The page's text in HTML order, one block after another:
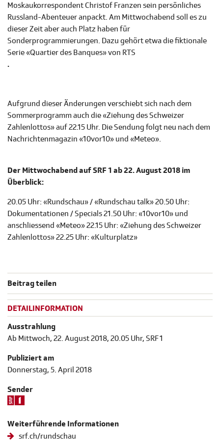
Moskaukorrespondent Christof Franzen sein persönliches
Russland-Abenteuer anpackt. Am Mittwochabend soll es zu
dieser Zeit aber auch Platz haben für
Sonderprogrammierungen. Dazu gehört etwa die fiktionale
Serie «Quartier des Banques» von RTS
.
Aufgrund dieser Änderungen verschiebt sich nach dem
Sommerprogramm auch die «Ziehung des Schweizer
Zahlenlottos» auf 22.15 Uhr. Die Sendung folgt neu nach dem
Nachrichtenmagazin «10vor10» und «Meteo».
Der Mittwochabend auf SRF 1 ab 22. August 2018 im
Überblick:
20.05 Uhr: «Rundschau» / «Rundschau talk» 20.50 Uhr:
Dokumentationen / Specials 21.50 Uhr: «10vor10» und
anschliessend «Meteo» 22.15 Uhr: «Ziehung des Schweizer
Zahlenlottos» 22.25 Uhr: «Kulturplatz»
Beitrag teilen
DETAILINFORMATION
Ausstrahlung
Ab Mittwoch, 22. August 2018, 20.05 Uhr, SRF 1
Publiziert am
Donnerstag, 5. April 2018
Sender
Weiterführende Informationen
srf.ch/rundschau